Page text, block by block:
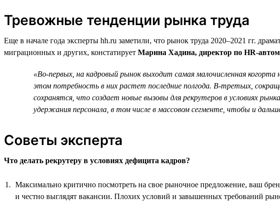
Тревожные тенденции рынка труда
Еще в начале года эксперты hh.ru заметили, что рынок труда 2020–2021 гг.
миграционных и других, констатирует Марина Хадина, директор по HR-
«Во-первых, на кадровый рынок выходит самая малочисленная
этом потребность в них растет последние полгода. В-третьих,
сохранятся, что создает новые вызовы для рекрутеров в условиях
удержания персонала, в том числе в массовом сегменте, чтобы и
Советы эксперта
Что делать рекрутеру в условиях дефицита кадров?
Максимально критично посмотреть на свое рыночное предложение, ваш
и честно выглядят вакансии. Плохих условий и завышенных требований